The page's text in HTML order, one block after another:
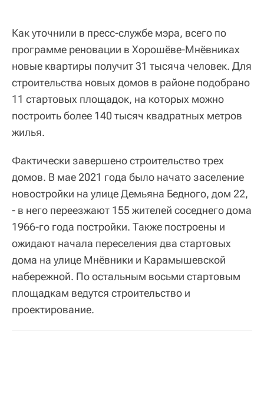
Как уточнили в пресс-службе мэра, всего по
программе реновации в Хорошёве-Мнёвниках
новые квартиры получит 31 тысяча человек. Для
строительства новых домов в районе подобрано
11 стартовых площадок, на которых можно
построить более 140 тысяч квадратных метров
жилья.
Фактически завершено строительство трех
домов. В мае 2021 года было начато заселение
новостройки на улице Демьяна Бедного, дом 22,
- в него переезжают 155 жителей соседнего дома
1966-го года постройки. Также построены и
ожидают начала переселения два стартовых
дома на улице Мнёвники и Карамышевской
набережной. По остальным восьми стартовым
площадкам ведутся строительство и
проектирование.